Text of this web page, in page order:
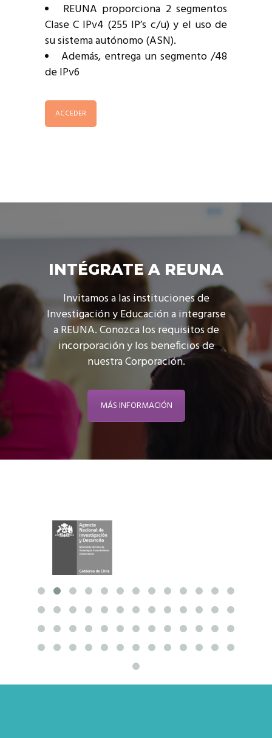
REUNA proporciona 2 segmentos
Clase C IPv4 (255 IP’s c/u) y el uso de
su sistema autónomo (ASN).
Además, entrega un segmento /48
de IPv6
ACCEDER
INTÉGRATE A REUNA
Invitamos a las instituciones de
Investigación y Educación a integrarse
a REUNA. Conozca los requisitos de
incorporación y los beneficios de
nuestra Corporación.
MÁS INFORMACIÓN